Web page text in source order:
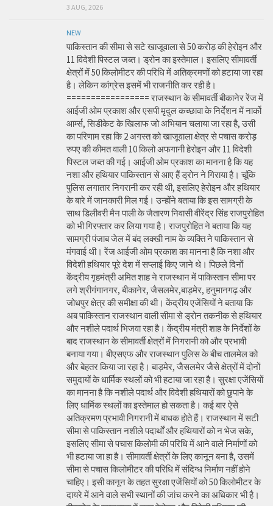
3 AUG, 2026
NEW
पाकिस्तान की सीमा से सटे खाजूवाला से 50 करोड़ की हेरोइन और
11 विदेशी पिस्टल जब्त। ड्रोन का इस्तेमाल। इसलिए सीमावर्ती
क्षेत्रों में 50 किलोमीटर की परिधि में अतिक्रमणों को हटाया जा रहा
है। लेकिन कांग्रेस इसमें भी राजनीति कर रही है।
================= राजस्थान के सीमावर्ती बीकानेर रेंज में
आईजी ओम प्रकाश और एसपी मृदुल कच्छावा के निर्देशन में नार्को
आर्म्स, सिडीकेट के खिलाफ जो अभियान चलाया जा रहा है, उसी
का परिणाम रहा कि 2 अगस्त को खाजूवाला क्षेत्र से पचास करोड़
रुपए की कीमत वाली 10 किलो अफगानी हेरोइन और 11 विदेशी
पिस्टल जब्त की गई। आईजी ओम प्रकाश का मानना है कि यह
नशा और हथियार पाकिस्तान से आए हैं ड्रोन ने गिराया है। चूंकि
पुलिस लगातार निगरानी कर रही थी, इसलिए हेरोइन और हथियार
के बारे में जानकारी मिल गई। उन्होंने बताया कि इस सामग्री के
साथ डिलीवरी मैन पाली के जैतारण निवासी वीरेंद्र सिंह राजपुरोहित
को भी गिरफ्तार कर लिया गया है। राजपुरोहित ने बताया कि यह
सामग्री पंजाब जेल में बंद लक्खी नाम के व्यक्ति ने पाकिस्तान से
मंगवाई थी। रेंज आईजी ओम प्रकाश का मानना है कि नशा और
विदेशी हथियार पूरे देश में सप्लाई किए जाने थे। पिछले दिनों
केंद्रीय गृहमंत्री अमित शाह ने राजस्थान में पाकिस्तान सीमा पर
लगे श्रीगंगानगर, बीकानेर, जैसलमेर,बाड़मेर, हनुमानगढ़ और
जोधपुर क्षेत्र की समीक्षा की थी। केंद्रीय एजेंसियों ने बताया कि
अब पाकिस्तान राजस्थान वाली सीमा से ड्रोन तकनीक से हथियार
और नशीले पदार्थ भिजवा रहा है। केंद्रीय मंत्री शाह के निर्देशों के
बाद राजस्थान के सीमावर्ती क्षेत्रों में निगरानी को और प्रभावी
बनाया गया। बीएसएफ और राजस्थान पुलिस के बीच तालमेल को
और बेहतर किया जा रहा है। बाड़मेर, जैसलमेर जैसे क्षेत्रों में दोनों
समुदायों के धार्मिक स्थलों को भी हटाया जा रहा है। सुरक्षा एजेंसियों
का मानना है कि नशीले पदार्थ और विदेशी हथियारों को छुपाने के
लिए धार्मिक स्थलों का इस्तेमाल हो सकता है। कई बार ऐसे
अतिक्रमण प्रभावी निगरानी में बाधक होते हैं। राजस्थान में सटी
सीमा से पाकिस्तान नशीले पदार्थों और हथियारों को न भेज सके,
इसलिए सीमा से पचास किलोमी की परिधि में आने वाले निर्माणों को
भी हटाया जा हा है। सीमावर्ती क्षेत्रों के लिए कानून बना है, उसमें
सीमा से पचास किलोमीटर की परिधि में संदिग्ध निर्माण नहीं होने
चाहिए। इसी कानून के तहत सुरक्षा एजेंसियों को 50 किलोमीटर के
दायरे में आने वाले सभी स्थानों की जांच करने का अधिकार भी है।